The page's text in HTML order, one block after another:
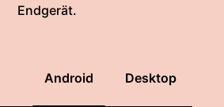
Endgerät.
Android Desktop